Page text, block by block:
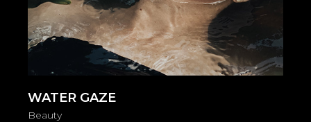
WATER GAZE
Beauty